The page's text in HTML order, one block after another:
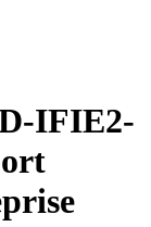
IFIE2-